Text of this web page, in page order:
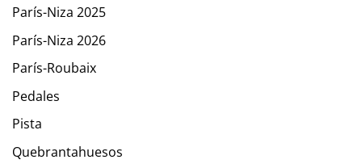
París-Niza 2025
París-Niza 2026
París-Roubaix
Pedales
Pista
Quebrantahuesos